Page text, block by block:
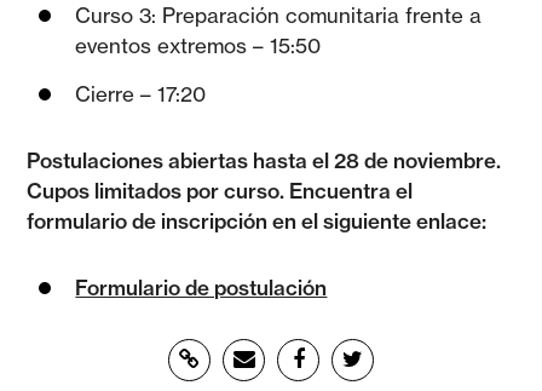
Curso 3: Preparación comunitaria frente a
eventos extremos – 15:50
Cierre – 17:20
Postulaciones abiertas hasta el 28 de noviembre.
Cupos limitados por curso. Encuentra el
formulario de inscripción en el siguiente enlace:
Formulario de postulación